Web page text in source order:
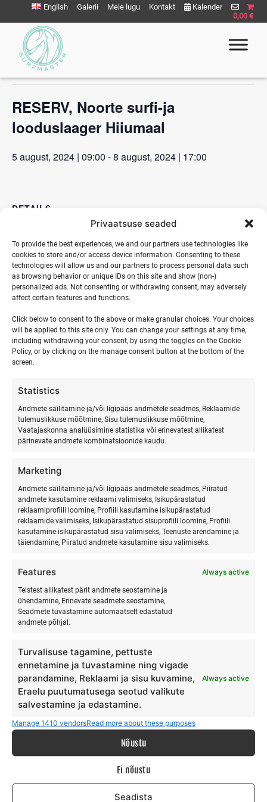
Privaatsuse seaded
To provide the best experiences, we and our partners use technologies like
cookies to store and/or access device information. Consenting to these
technologies will allow us and our partners to process personal data such
as browsing behavior or unique IDs on this site and show (non-)
personalized ads. Not consenting or withdrawing consent, may adversely
affect certain features and functions.
Click below to consent to the above or make granular choices. Your choices
will be applied to this site only. You can change your settings at any time,
including withdrawing your consent, by using the toggles on the Cookie
Policy, or by clicking on the manage consent button at the bottom of the
screen.
Statistics
Andmete säilitamine ja/või ligipääs andmetele seadmes, Reklaamide
tulemuslikkuse mõõtmine, Sisu tulemuslikkuse mõõtmine,
Vaatajaskonna analüüsimine statistika või erinevatest allikatest
pärinevate andmete kombinatsioonide kaudu.
Marketing
Andmete säilitamine ja/või ligipääs andmetele seadmes, Piiratud
andmete kasutamine reklaami valimiseks, Isikupärastatud
reklaamiprofiili loomine, Profiili kasutamine isikupärastatud
reklaamide valimiseks, Isikupärastatud sisuprofiili loomine, Profiili
kasutamine isikupärastatud sisu valimiseks, Teenuste arendamine ja
täiendamine, Piiratud andmete kasutamine sisu valimiseks.
Features Always active
Teistest allikatest pärit andmete seostamine ja
ühendamine, Erinevate seadmete seostamine,
Seadmete tuvastamine automaatselt edastatud
andmete põhjal.
Turvalisuse tagamine, pettuste
ennetamine ja tuvastamine ning vigade
parandamine, Reklaami ja sisu kuvamine,
Eraelu puutumatusega seotud valikute
salvestamine ja edastamine.
Always active
Manage 1410 vendorsRead more about these purposes
Nõustu
Ei nõustu
Seadista
sisu
juurde
English Galerii Meie lugu Kontakt
Kalender
0,00 €
« All Events
This event has passed.
RESERV, Noorte surfi-ja
looduslaager Hiiumaal
5 august, 2024 | 09:00 -8 august, 2024 | 17:00
DETAILS
5 august, 2024 | 09:00
End:
8 august, 2024 | 17:00
Event Category:
Noorte surfilaagrid
Website:
https://surfmaster.ee/noorte-surfilaager-hiiumaa/
Surfi, jooga ja vabastava hingamise
laager Hiiumaal
Hiiumaal
SURFMASTER
+372 566 86 766
info@surfmaster.ee
MEIST
Meie lugu
Teenus
Galerii